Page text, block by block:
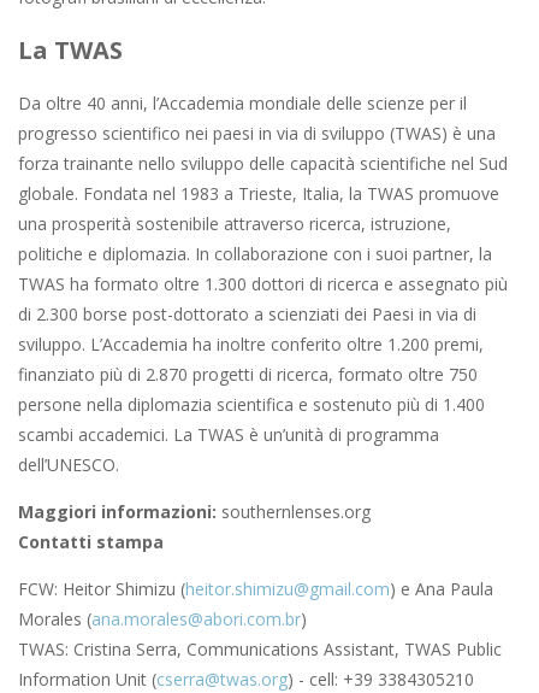
La TWAS
Da oltre 40 anni, l’Accademia mondiale delle scienze per il
progresso scientifico nei paesi in via di sviluppo (TWAS) è una
forza trainante nello sviluppo delle capacità scientifiche nel Sud
globale. Fondata nel 1983 a Trieste, Italia, la TWAS promuove
una prosperità sostenibile attraverso ricerca, istruzione,
politiche e diplomazia. In collaborazione con i suoi partner, la
TWAS ha formato oltre 1.300 dottori di ricerca e assegnato più
di 2.300 borse post-dottorato a scienziati dei Paesi in via di
sviluppo. L’Accademia ha inoltre conferito oltre 1.200 premi,
finanziato più di 2.870 progetti di ricerca, formato oltre 750
persone nella diplomazia scientifica e sostenuto più di 1.400
scambi accademici. La TWAS è un’unità di programma
dell’UNESCO.
Maggiori informazioni: southernlenses.org
Contatti stampa
FCW: Heitor Shimizu (heitor.shimizu@gmail.com) e Ana Paula
Morales (ana.morales@abori.com.br)
TWAS: Cristina Serra, Communications Assistant, TWAS Public
Information Unit (cserra@twas.org) - cell: +39 3384305210